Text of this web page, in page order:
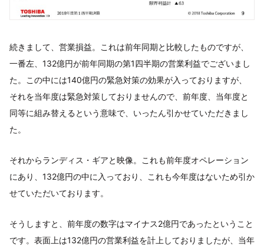
続きまして、営業損益。これは前年同期と比較したものですが、
一番左、132億円が前年同期の第1四半期の営業利益でございまし
た。この中には140億円の緊急対策の効果が入っておりますが、
それを当年度は緊急対策しておりませんので、前年度、当年度と
同等に組み替えるという意味で、いったん引かせていただきまし
た。
それからランディス・ギアと映像。これも前年度オペレーション
にあり、132億円の中に入っており、これも今年度はないため引か
せていただいております。
そうしますと、前年度の数字はマイナス2億円であったということ
です。表面上は132億円の営業利益を計上しておりましたが、当年